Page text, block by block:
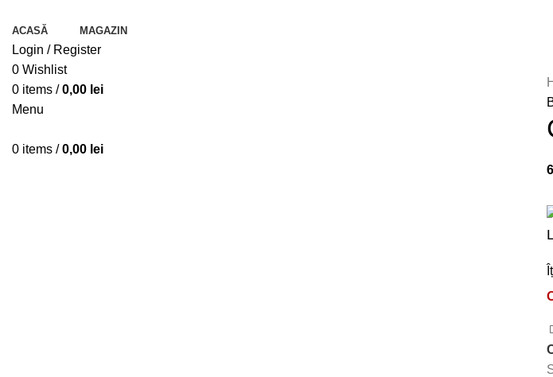
ACASĂ MAGAZIN
Login / Register
0 Wishlist
0 items / 0,00 lei
Menu
0 items / 0,00 lei
REGISTER